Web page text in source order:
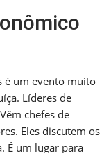
é um evento muito
Líderes de
chefes de
Eles discutem os
É um lugar para